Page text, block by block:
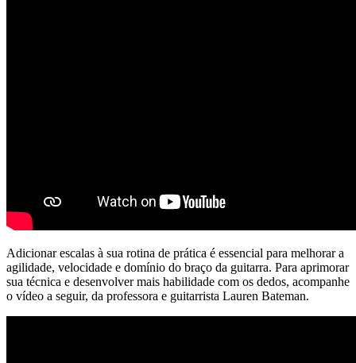
Adicionar escalas à sua rotina de prática é essencial para melhorar a
agilidade, velocidade e domínio do braço da guitarra. Para aprimorar
sua técnica e desenvolver mais habilidade com os dedos, acompanhe
o vídeo a seguir, da professora e guitarrista Lauren Bateman.